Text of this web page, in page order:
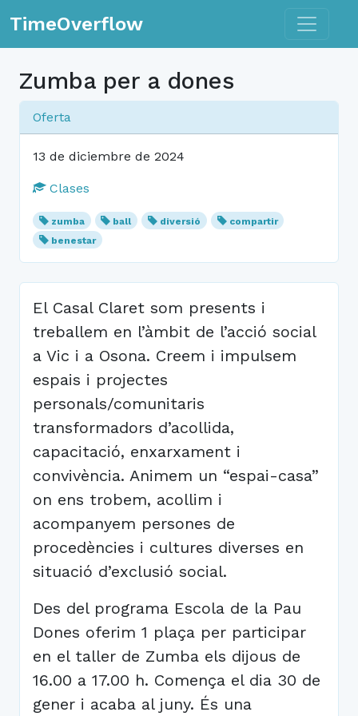
TimeOverflow Toggle
Zumba per a dones
Oferta
13 de diciembre de 2024
Clases
zumba ball diversió
compartir
benestar
El Casal Claret som presents i
treballem en l’àmbit de l’acció social
a Vic i a Osona. Creem i impulsem
espais i projectes
personals/comunitaris
transformadors d’acollida,
capacitació, enxarxament i
convivència. Animem un “espai-casa”
on ens trobem, acollim i
acompanyem persones de
procedències i cultures diverses en
situació d’exclusió social.
Des del programa Escola de la Pau
Dones oferim 1 plaça per participar
en el taller de Zumba els dijous de
16.00 a 17.00 h. Comença el dia 30 de
gener i acaba al juny. És una